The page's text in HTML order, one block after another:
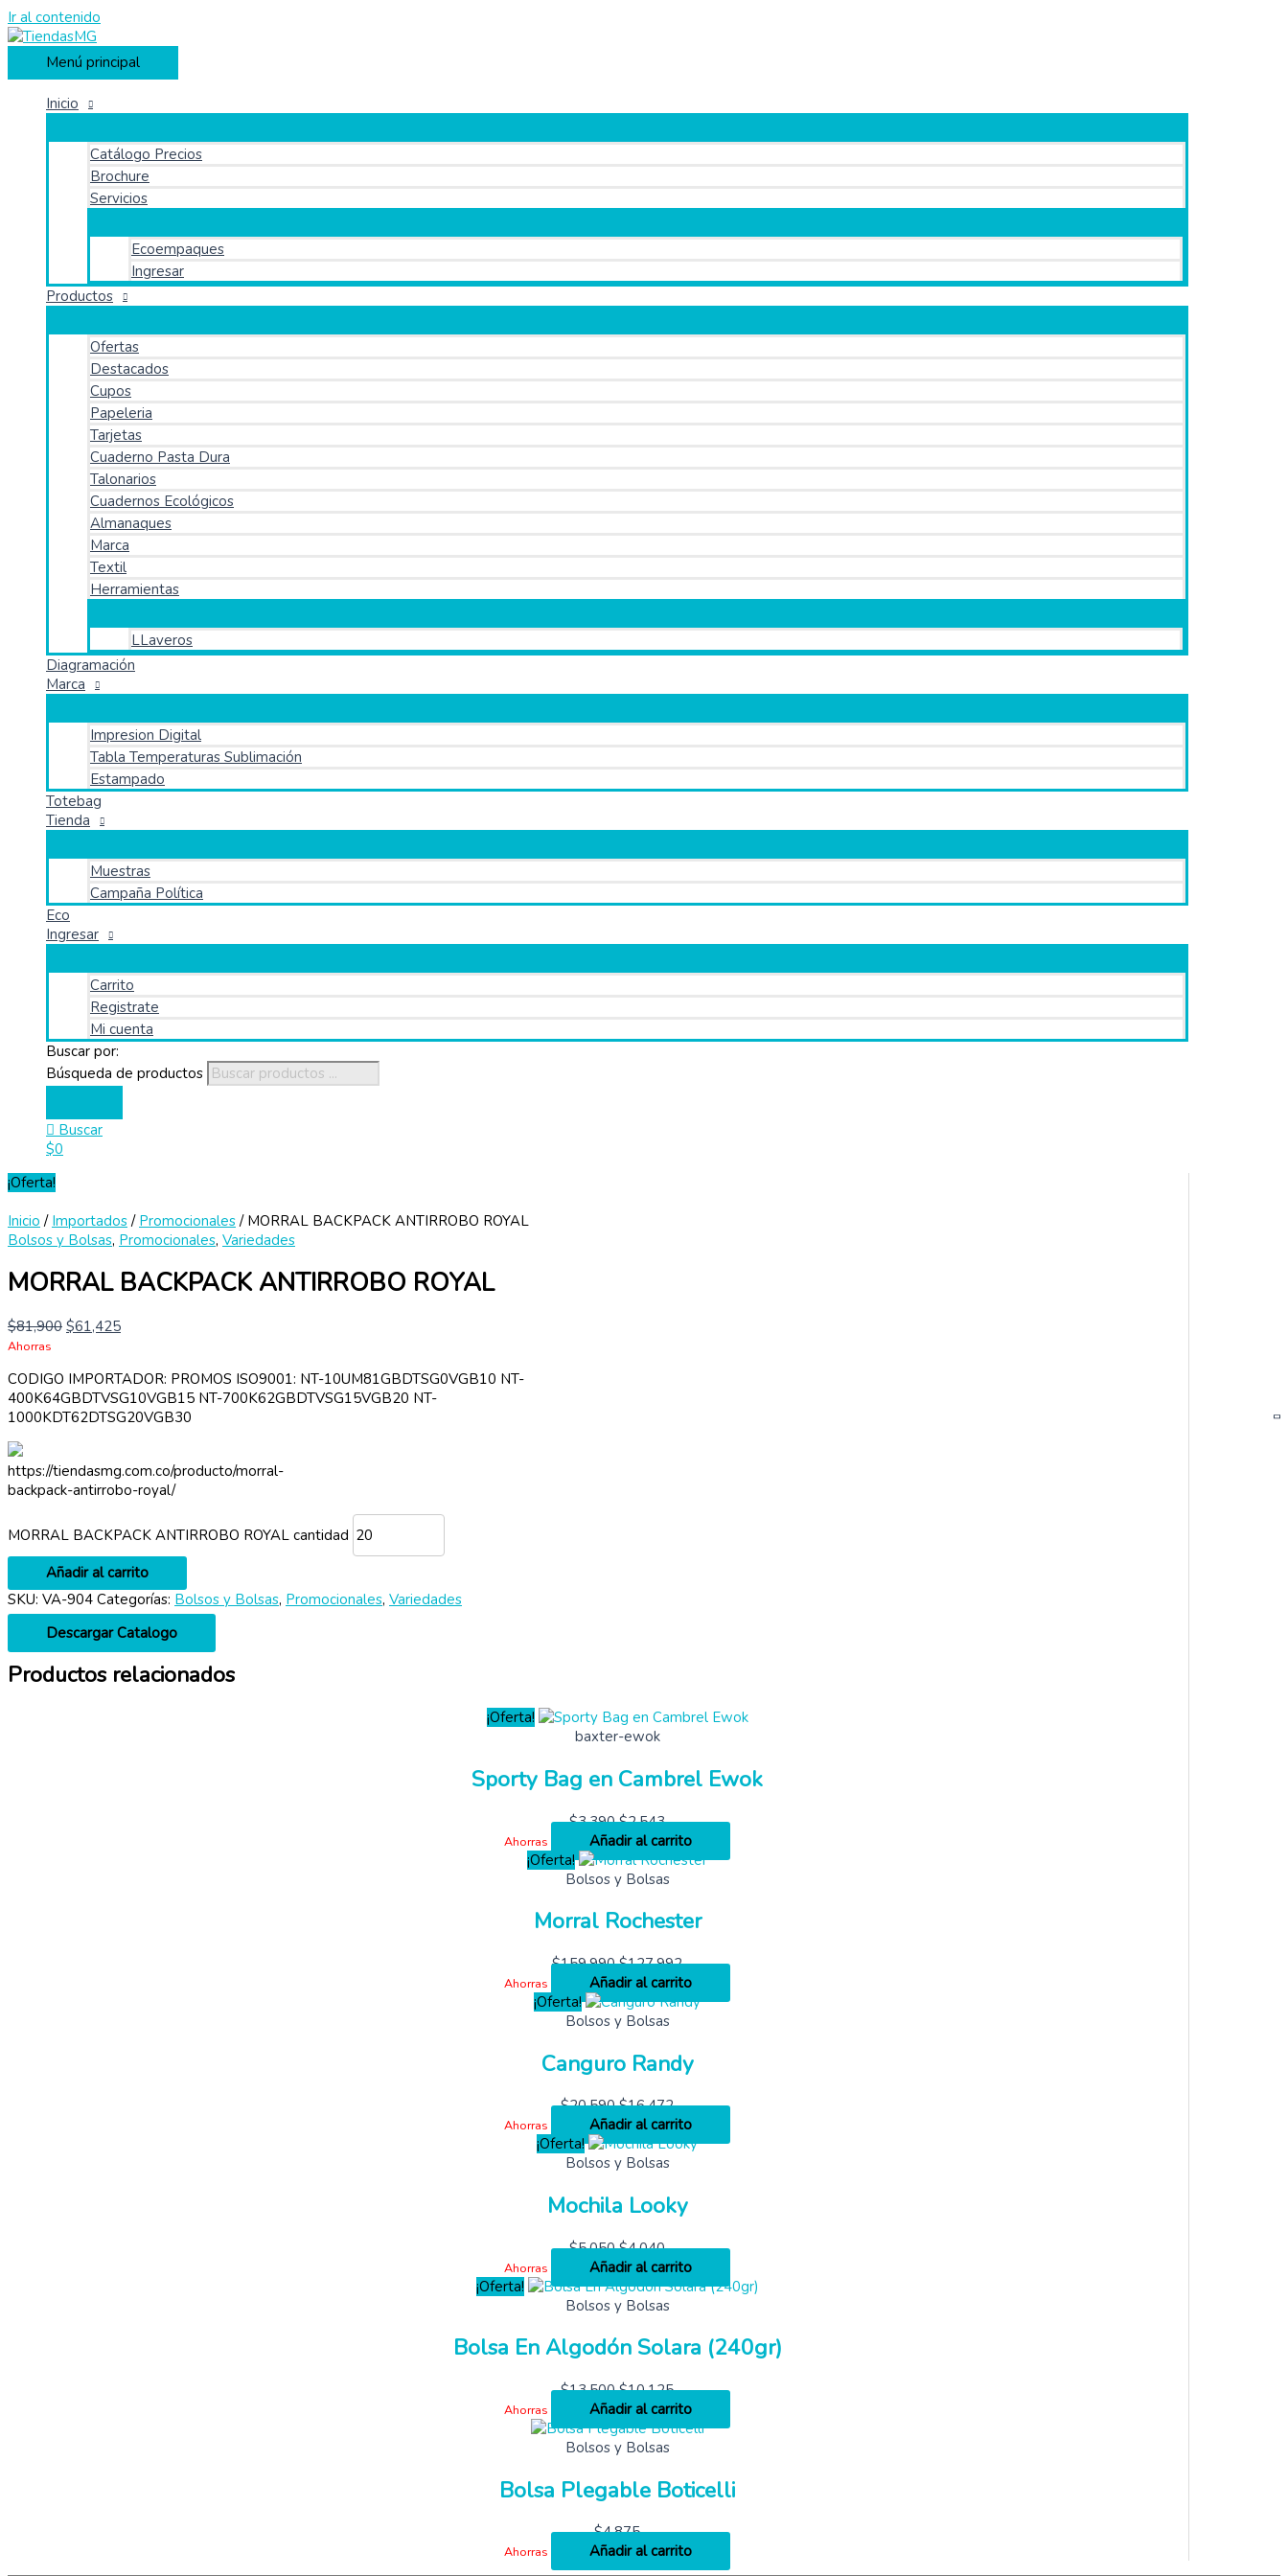
Ir al contenido
Menú principal
Inicio
Catálogo Precios
Brochure
Servicios
Ecoempaques
Ingresar
Productos
Ofertas
Destacados
Cupos
Papeleria
Tarjetas
Cuaderno Pasta Dura
Talonarios
Cuadernos Ecológicos
Almanaques
Marca
Textil
Herramientas
LLaveros
Diagramación
Marca
Impresion Digital
Tabla Temperaturas Sublimación
Estampado
Totebag
Tienda
Muestras
Campaña Política
Eco
Ingresar
Carrito
Registrate
Mi cuenta
Buscar por:
Búsqueda de productos
Buscar
$0
¡Oferta!
Inicio / Importados/ Promocionales/ MORRAL BACKPACK ANTIRROBO ROYAL
Bolsos y Bolsas, Promocionales, Variedades
MORRAL BACKPACK ANTIRROBO ROYAL
$81,900 $61,425
Ahorras
CODIGO IMPORTADOR: PROMOS ISO9001: NT-10UM81GBDTSG0VGB10 NT-
400K64GBDTVSG10VGB15 NT-700K62GBDTVSG15VGB20 NT-
1000KDT62DTSG20VGB30
https://tiendasmg.com.co/producto/morral-
backpack-antirrobo-royal/
MORRAL BACKPACK ANTIRROBO ROYAL cantidad
Añadir al carrito
SKU: VA-904 Categorías: Bolsos y Bolsas, Promocionales, Variedades
Descargar Catalogo
Productos relacionados
¡Oferta!
baxter-ewok
Sporty Bag en Cambrel Ewok
$3,390 $2,543
Ahorras
Añadir al carrito
¡Oferta!
Bolsos y Bolsas
Morral Rochester
$159,990 $127,992
Ahorras
Añadir al carrito
¡Oferta!
Bolsos y Bolsas
Canguro Randy
$20,590 $16,472
Ahorras
Añadir al carrito
¡Oferta!
Bolsos y Bolsas
Mochila Looky
$5,050 $4,040
Ahorras
Añadir al carrito
¡Oferta!
Bolsos y Bolsas
Bolsa En Algodón Solara (240gr)
$13,500 $10,125
Ahorras
Añadir al carrito
Bolsos y Bolsas
Bolsa Plegable Boticelli
$4,875
Ahorras Añadir al carrito